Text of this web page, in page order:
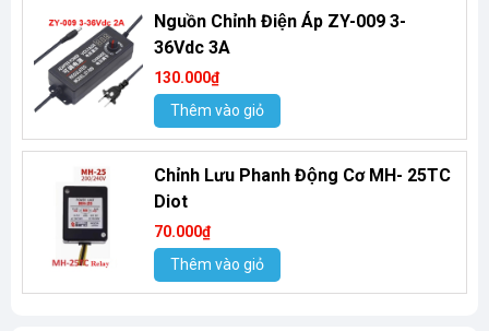
Nguồn Chỉnh Điện Áp ZY-009 3-
36Vdc 3A
130.000₫
Thêm vào giỏ
Chỉnh Lưu Phanh Động Cơ MH- 25TC
Diot
70.000₫
Thêm vào giỏ